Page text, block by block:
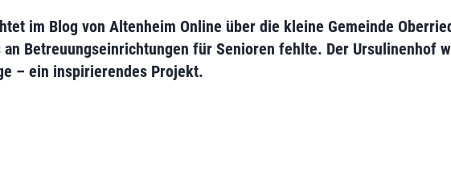
im Blog von Altenheim Online über die kleine Gemeinde
an Betreuungseinrichtungen für Senioren fehlte. Der Ursulinenhof
– ein inspirierendes Projekt.